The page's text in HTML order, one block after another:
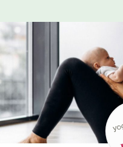
Familie
Digitale Dossiers
0€-Angebote